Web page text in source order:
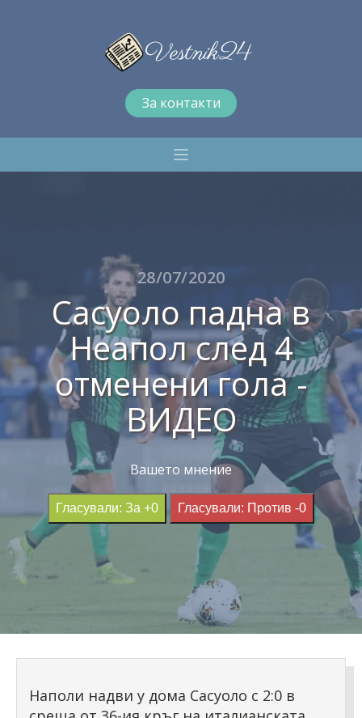
За контакти
28/07/2020
Сасуоло падна в
Неапол след 4
отменени гола -
ВИДЕО
Вашето мнение
Гласували: За +0 Гласували: Против -0
Наполи надви у дома Сасуоло с 2:0 в